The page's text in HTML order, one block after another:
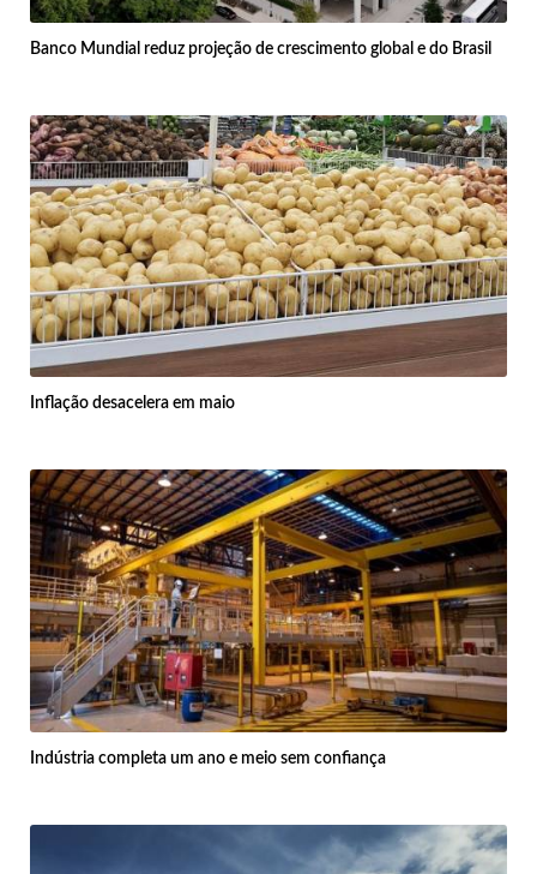
Banco Mundial reduz projeção de crescimento global e do Brasil
Inflação desacelera em maio
Indústria completa um ano e meio sem confiança